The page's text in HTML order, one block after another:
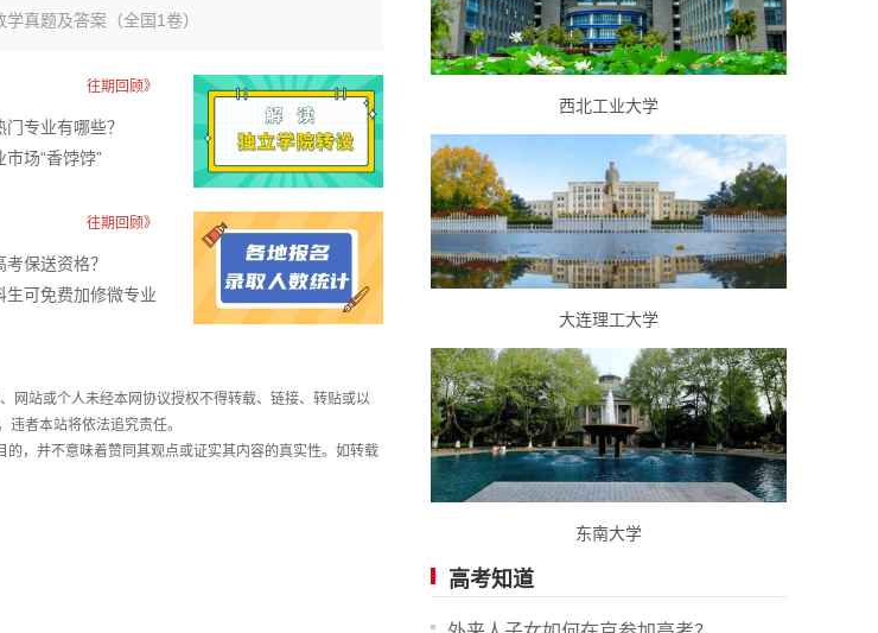
真题及答案（全国1卷）
往期回顾》
专业有哪些？
场“香饽饽”​
往期回顾》
保送资格？
生可免费加修微专业
网站或个人未经本网协议授权不得转载、链接、转贴或以
者本站将依法追究责任。
，并不意味着赞同其观点或证实其内容的真实性。如转载
西北工业大学
大连理工大学
东南大学
高考知道